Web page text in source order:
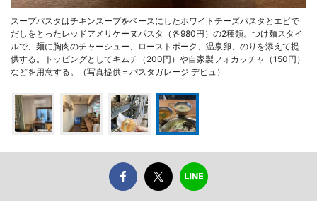
スープパスタはチキンスープをベースにしたホワイトチーズパスタとエビで
だしをとったレッドアメリケーヌパスタ（各980円）の2種類。つけ麺スタイ
ルで、麺に胸肉のチャーシュー、ローストポーク、温泉卵、のりを添えて提
供する。トッピングとしてキムチ（200円）や自家製フォカッチャ（150円）
などを用意する。（写真提供＝パスタガレージ デビュ）